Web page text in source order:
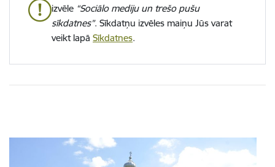
izvēle “Sociālo mediju un trešo pušu
sīkdatnes”. Sīkdatņu izvēles maiņu Jūs varat
veikt lapā Sīkdatnes.